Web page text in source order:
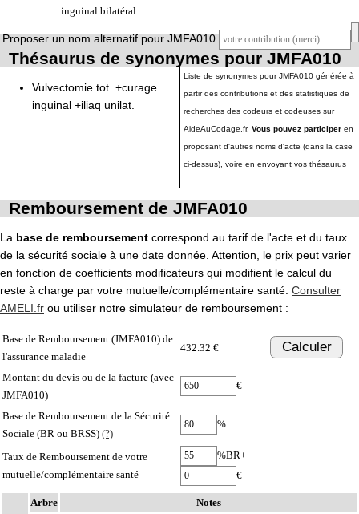
inguinal bilatéral
Proposer un nom alternatif pour JMFA010
Thésaurus de synonymes pour JMFA010
Vulvectomie tot. +curage
inguinal +iliaq unilat.
Liste de synonymes pour JMFA010 générée à
partir des contributions et des statistiques de
recherches des codeurs et codeuses sur
AideAuCodage.fr. Vous pouvez participer en
proposant d'autres noms d'acte (dans la case
ci-dessus), voire en envoyant vos thésaurus
Remboursement de JMFA010
La base de remboursement correspond au tarif de l'acte et du taux
de la sécurité sociale à une date donnée. Attention, le prix peut varier
en fonction de coefficients modificateurs qui modifient le calcul du
reste à charge par votre mutuelle/complémentaire santé. Consulter
AMELI.fr ou utiliser notre simulateur de remboursement :
Base de Remboursement (JMFA010) de
l'assurance maladie
432.32 € Calculer
Montant du devis ou de la facture (avec
JMFA010)
€
Base de Remboursement de la Sécurité
Sociale (BR ou BRSS) (?)
%
Taux de Remboursement de votre
mutuelle/complémentaire santé
%BR+
€
Arbre Notes